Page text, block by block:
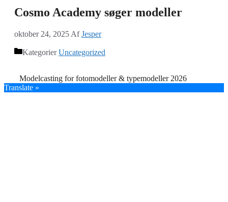
Cosmo Academy søger modeller
oktober 24, 2025 AfJesper
KategorierUncategorized
Modelcasting for fotomodeller & typemodeller 2026
Translate »